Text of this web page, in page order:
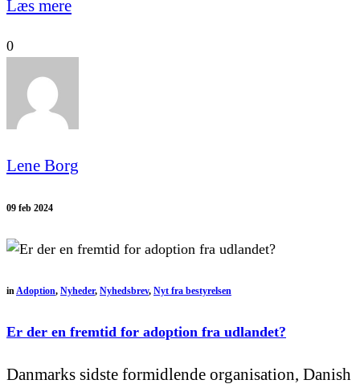
Læs mere
0
Lene Borg
09 feb 2024
in Adoption, Nyheder, Nyhedsbrev, Nyt fra bestyrelsen
Er der en fremtid for adoption fra udlandet?
Danmarks sidste formidlende organisation, Danish